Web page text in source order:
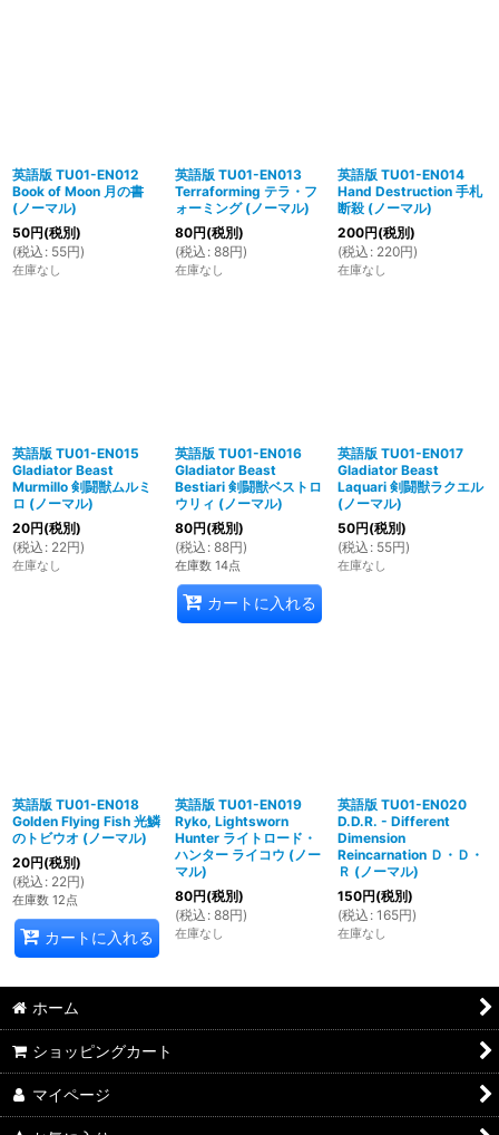
英語版 TU01-EN012
Book of Moon 月の書
(ノーマル)
50円(税別)
(税込 : 55円)
在庫なし
英語版 TU01-EN013
Terraforming テラ・フ
ォーミング (ノーマル)
80円(税別)
(税込 : 88円)
在庫なし
英語版 TU01-EN014
Hand Destruction 手札
断殺 (ノーマル)
200円(税別)
(税込 : 220円)
在庫なし
英語版 TU01-EN015
Gladiator Beast
Murmillo 剣闘獣ムルミ
ロ (ノーマル)
20円(税別)
(税込 : 22円)
在庫なし
英語版 TU01-EN016
Gladiator Beast
Bestiari 剣闘獣ベストロ
ウリィ (ノーマル)
80円(税別)
(税込 : 88円)
在庫数 14点
カートに入れる
英語版 TU01-EN017
Gladiator Beast
Laquari 剣闘獣ラクエル
(ノーマル)
50円(税別)
(税込 : 55円)
在庫なし
英語版 TU01-EN018
Golden Flying Fish 光鱗
のトビウオ (ノーマル)
20円(税別)
(税込 : 22円)
在庫数 12点
カートに入れる
英語版 TU01-EN019
Ryko, Lightsworn
Hunter ライトロード・
ハンター ライコウ (ノー
マル)
80円(税別)
(税込 : 88円)
在庫なし
英語版 TU01-EN020
D.D.R. - Different
Dimension
Reincarnation Ｄ・Ｄ・
Ｒ (ノーマル)
150円(税別)
(税込 : 165円)
在庫なし
ホーム
ショッピングカート
マイページ